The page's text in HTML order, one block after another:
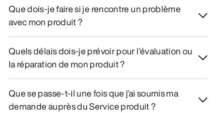
Que dois-je faire si je rencontre un problème
avec mon produit ?
Quels délais dois-je prévoir pour l’évaluation ou
la réparation de mon produit ?
Que se passe-t-il une fois que j’ai soumis ma
demande auprès du Service produit ?